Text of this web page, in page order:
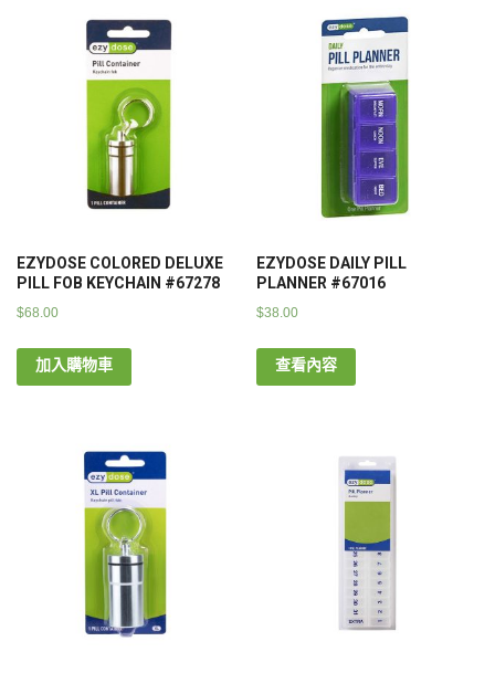
EZYDOSE COLORED DELUXE
PILL FOB KEYCHAIN #67278
$68.00
加入購物車
EZYDOSE DAILY PILL
PLANNER #67016
$38.00
查看內容